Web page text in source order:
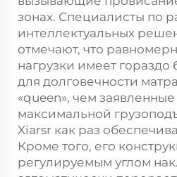
зонах. Специалисты по
интеллектуальных
отмечают, что
нагрузки имеет
для долговечности
«queen», чем
максимальной
Xiarsr как раз
Кроме того, его
регулируемым углом